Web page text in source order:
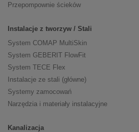
Przepompownie ścieków
Instalacje z tworzyw / Stali
System COMAP MultiSkin
System GEBERIT FlowFit
System TECE Flex
Instalacje ze stali (główne)
Systemy zamocowań
Narzędzia i materiały instalacyjne
Kanalizacja